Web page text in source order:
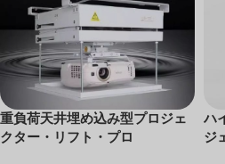
重負荷天井埋め込み型プロジェ
クター・リフト・プロ
ハ
ジ